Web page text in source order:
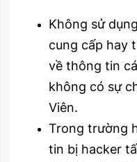
Không sử
cung cấp hay
về thông tin
không có sự
Viên.
Trong trường
tin bị hacker